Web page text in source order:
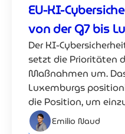
EU-KI-
von der G7 bis
Der KI-
setzt die Prioritäten
Maßnahmen um.
Luxemburgs
die Position, um
konkurrieren.
Emilio Naud
Künstliche Intelligenz